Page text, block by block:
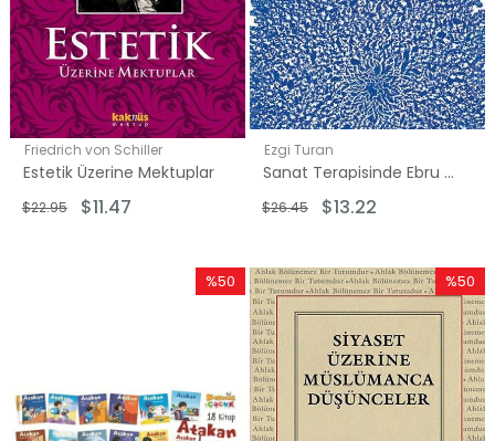
Friedrich von Schiller
Estetik Üzerine Mektuplar
$11.47
$22.95
Ezgi Turan
Sanat Terapisinde Ebru - Kültürden Kliniğe Ebru Sanatı
$13.22
$26.45
%50
%50İndirim
%50
İndirim